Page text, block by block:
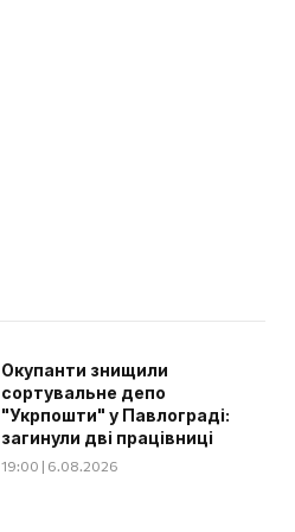
Окупанти знищили
сортувальне депо
"Укрпошти" у Павлограді:
загинули дві працівниці
19:00 | 6.08.2026